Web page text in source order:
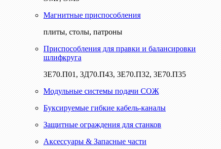
Магнитные приспособления
плиты, столы, патроны
Приспособления для правки и балансировки
шлифкруга
3Е70.П01, 3Д70.П43, 3Е70.П32, 3Е70.П35
Модульные системы подачи СОЖ
Буксируемые гибкие кабель-каналы
Защитные ограждения для станков
Аксессуары & Запасные части